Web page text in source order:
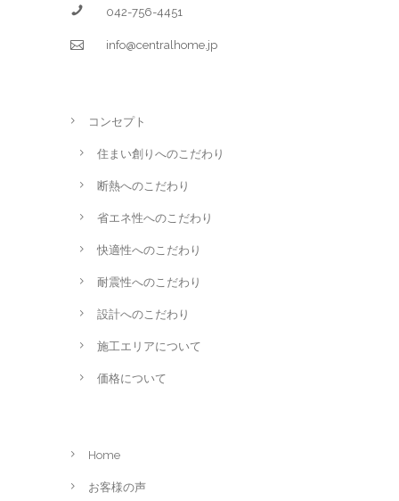
042-756-4451
info@centralhome.jp
コンセプト
住まい創りへのこだわり
断熱へのこだわり
省エネ性へのこだわり
快適性へのこだわり
耐震性へのこだわり
設計へのこだわり
施工エリアについて
価格について
Home
お客様の声